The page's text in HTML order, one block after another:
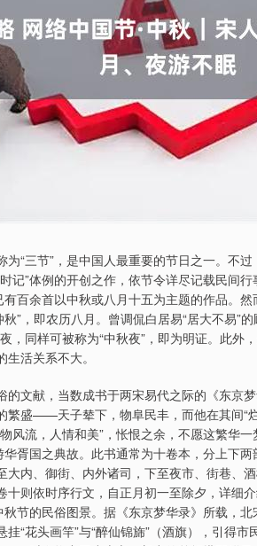
“三节”，是中国人最重要的节日之一。不
记”体例的开创之作，依节令详尽记载民间
百余首以中秋或八月十五为主题的作品。
”，即农历八月。曾调侃白居易“居大不易”
，同样可被称为“中秋夜”，即为明证。此外
活关系不大。
的文献，当数成书于两宋易代之际的《东京
繁盛——天子辇下，物阜民丰，而他在其间“
风流，人情和美”，怅恨之余，不愿这繁华
华胥国之典故。此书通常为十卷本，分上下
大内、御街、内外诸司，下至夜市、街巷、
十则依时序行文，自正月初一至除夕，详细
秋节的民俗图景。据《东京梦华录》所载，
“花头画竿”与“醉仙锦旆”（酒旗），引得